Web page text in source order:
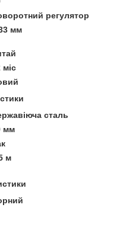
регулятор
мм
міс
сталь
мм
м